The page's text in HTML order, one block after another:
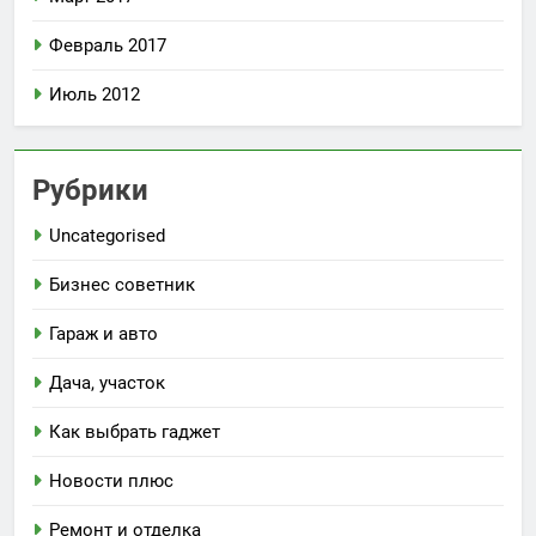
Февраль 2017
Июль 2012
Рубрики
Uncategorised
Бизнес советник
Гараж и авто
Дача, участок
Как выбрать гаджет
Новости плюс
Ремонт и отделка